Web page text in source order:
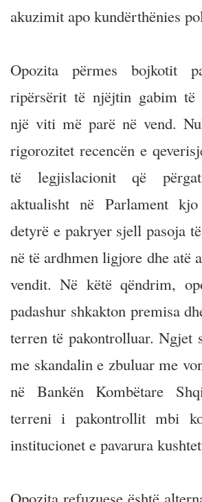
akuzimit apo kundërthënies
Opozita përmes bojkotit
ripërsërit të njëjtin gabim të
një viti më parë në vend.
rigorozitet recencën e
të legjislacionit që
aktualisht në Parlament
detyrë e pakryer sjell pasoja
në të ardhmen ligjore dhe atë
vendit. Në këtë qëndrim,
padashur shkakton premisa
terren të pakontrolluar. Ngjet
me skandalin e zbuluar me
në Bankën Kombëtare
terreni i pakontrollit mbi
institucionet e pavarura
Opozita refuzuese është